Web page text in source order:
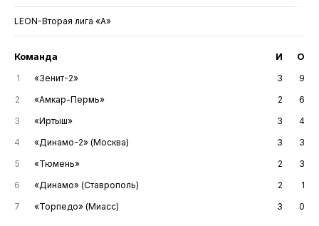
LEON-Вторая лига «А»
Команда И О
1 «Зенит-2» 3
9
2
«Амкар-Пермь» 2
6
3
«Иртыш» 3
4
4
«Динамо-2» (Москва) 3
3
5
«Тюмень» 2
3
6
«Динамо» (Ставрополь) 2
1
7
«Торпедо» (Миасс) 3 0